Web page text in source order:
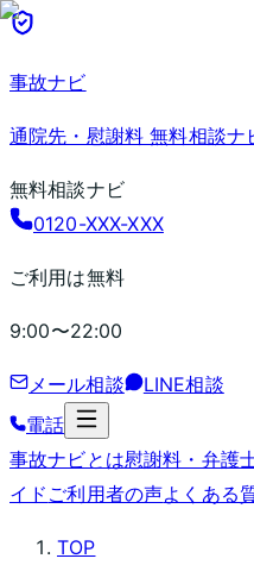
事故ナビ
通院先・慰謝料 無料相談ナ
無料相談ナビ
0120-XXX-XXX
ご利用は無料
9:00〜22:00
メール相談
LINE相談
電話
事故ナビとは慰謝料・弁護
イド ご利用者の声よくある
TOP